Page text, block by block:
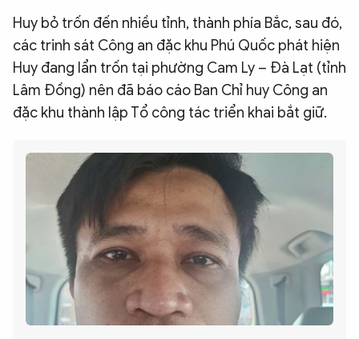
Huy bỏ trốn đến nhiều tỉnh, thành phía Bắc, sau đó,
các trinh sát Công an đặc khu Phú Quốc phát hiện
Huy đang lẩn trốn tại phường Cam Ly – Đà Lạt (tỉnh
Lâm Đồng) nên đã báo cáo Ban Chỉ huy Công an
đặc khu thành lập Tổ công tác triển khai bắt giữ.